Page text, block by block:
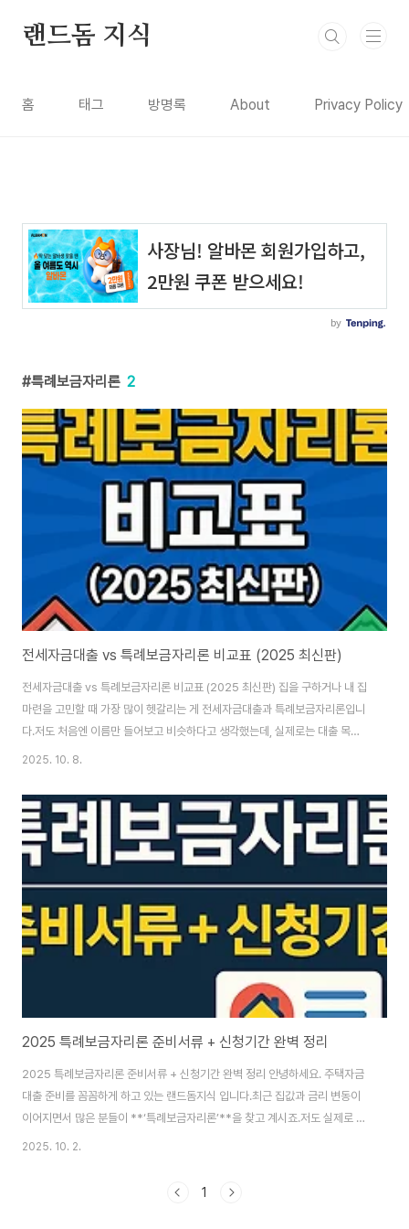
랜드돔 지식
홈 태그 방명록 About Privacy Policy
특례보금자리론 2
전세자금대출 vs 특례보금자리론 비교표 (2025 최신판)
전세자금대출 vs 특례보금자리론 비교표 (2025 최신판) 집을 구하거나 내 집
마련을 고민할 때 가장 많이 헷갈리는 게 전세자금대출과 특례보금자리론입니
다.저도 처음엔 이름만 들어보고 비슷하다고 생각했는데, 실제로는 대출 목적·
대상·금리·상환방식이 꽤 달랐어요.오늘은 2025년 기준으로 두 상품을 비교
하기 위한 대출. ‘집을 빌리는’ 임차인을 위한 대출입니다.특례보금자리론: 내
집을 구입할 때 주택담보로 받는 장기·고정금리 대출. ‘집을 사는’ 실수요자를
위한 대출입니다.2. 전세자금대출 vs 특례보금자리론 비교표 (2025년 최신)
구분 전세자금대출특례보금자리론대상전세(임차) 계약자주택 구입(무주택·1
주택자 처분조건부)주택 요건임..
2025. 10. 8.
2025 특례보금자리론 준비서류 + 신청기간 완벽 정리
2025 특례보금자리론 준비서류 + 신청기간 완벽 정리 안녕하세요. 주택자금
대출 준비를 꼼꼼하게 하고 있는 랜드돔지식 입니다.최근 집값과 금리 변동이
이어지면서 많은 분들이 **‘특례보금자리론’**을 찾고 계시죠.저도 실제로 신
청해 본 경험이 있어서, 2025년 기준 특례보금자리론 준비서류와 신청기간을
2025. 10. 2.
1